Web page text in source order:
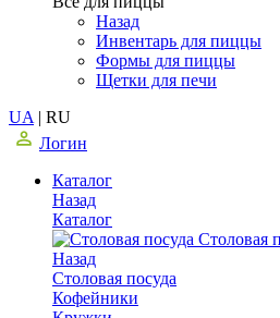
Назад
Инвентарь для пиццы
Формы для пиццы
Щетки для печи
UA | RU
Логин
Каталог
Назад
Каталог
Столовая
Назад
Столовая посуда
Кофейники